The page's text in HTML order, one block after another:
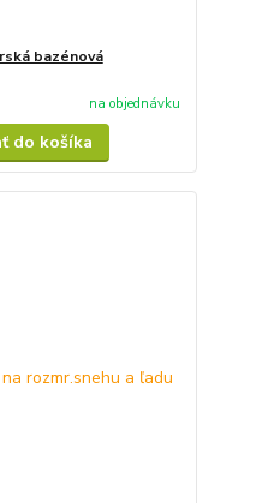
bazénová
na objednávku
do košíka